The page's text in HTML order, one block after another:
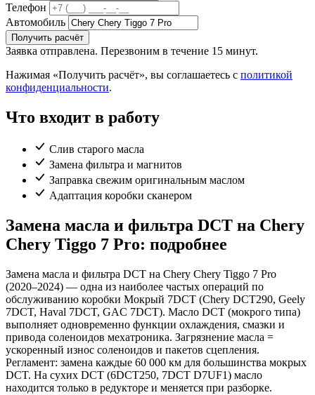
Телефон
Автомобиль
Получить расчёт
Заявка отправлена. Перезвоним в течение 15 минут.
Нажимая «Получить расчёт», вы соглашаетесь с политикой
конфиденциальности.
Что входит в работу
Слив старого масла
Замена фильтра и магнитов
Заправка свежим оригинальным маслом
Адаптация коробки сканером
Замена масла и фильтра DCT на Chery
Chery Tiggo 7 Pro: подробнее
Замена масла и фильтра DCT на Chery Chery Tiggo 7 Pro
(2020–2024) — одна из наиболее частых операций по
обслуживанию коробки Мокрый 7DCT (Chery DCT290, Geely
7DCT, Haval 7DCT, GAC 7DCT). Масло DCT (мокрого типа)
выполняет одновременно функции охлаждения, смазки и
привода соленоидов мехатроника. Загрязнение масла =
ускоренный износ соленоидов и пакетов сцепления.
Регламент: замена каждые 60 000 км для большинства мокрых
DCT. На сухих DCT (6DCT250, 7DCT D7UF1) масло
находится только в редукторе и меняется при разборке.